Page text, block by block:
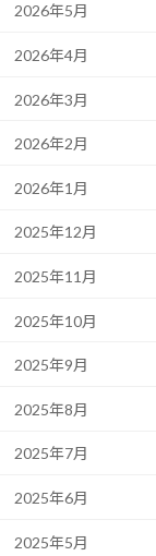
2026年5月
2026年4月
2026年3月
2026年2月
2026年1月
2025年12月
2025年11月
2025年10月
2025年9月
2025年8月
2025年7月
2025年6月
2025年5月